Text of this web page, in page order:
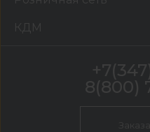
КДМ
8(800)